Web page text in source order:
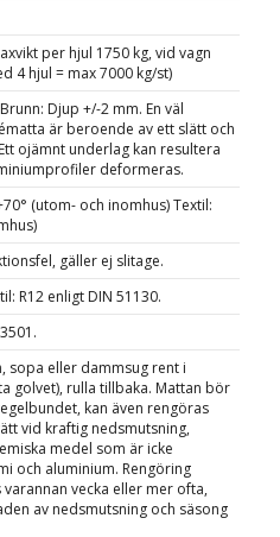
per hjul 1750 kg, vid vagn
4 hjul = max 7000 kg/st)
Djup +/-2 mm. En väl
är beroende av ett slätt och
ojämnt underlag kan resultera
deformeras.
(utom- och inomhus) Textil:
gäller ej slitage.
R12 enligt DIN 51130.
sopa eller dammsug rent i
golvet), rulla tillbaka. Mattan bör
kan även rengöras
vid kraftig nedsmutsning,
medel som är icke
och aluminium. Rengöring
vecka eller mer ofta,
av nedsmutsning och säsong